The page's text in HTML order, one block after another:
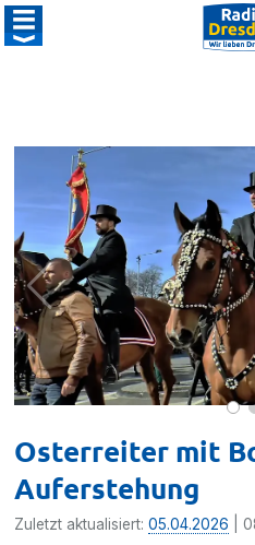
Osterreiter mit
Auferstehung
Zuletzt aktualisiert:05.04.2026 |